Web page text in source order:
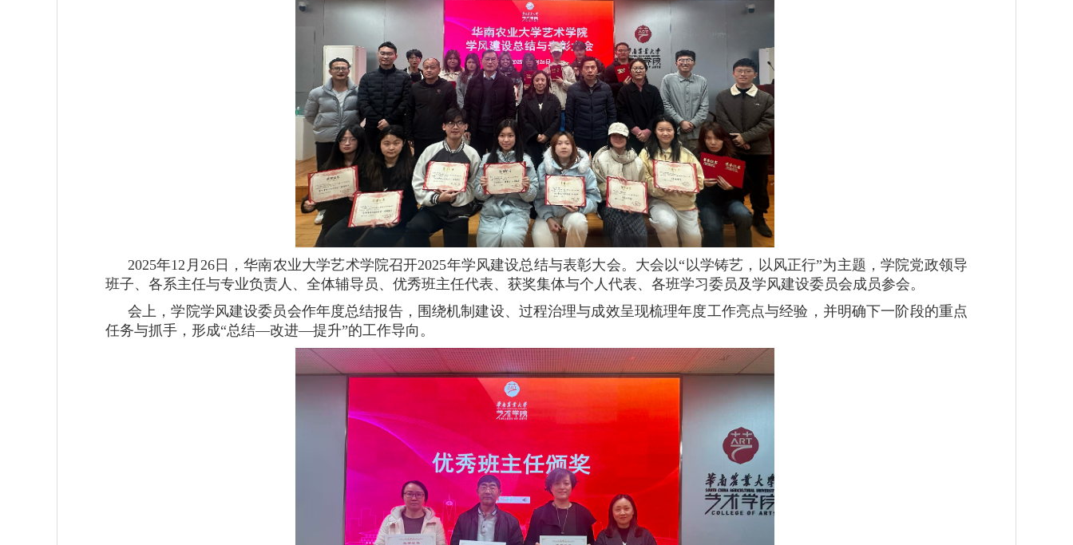
2025年12月26日，华南农业大学艺术学院召开2025年学风建设总结与表彰大会。大会以“以学铸艺，以风正行”为主题，学院党政领导
班子、各系主任与专业负责人、全体辅导员、优秀班主任代表、获奖集体与个人代表、各班学习委员及学风建设委员会成员参会。
会上，学院学风建设委员会作年度总结报告，围绕机制建设、过程治理与成效呈现梳理年度工作亮点与经验，并明确下一阶段的重点
任务与抓手，形成“总结—改进—提升”的工作导向。